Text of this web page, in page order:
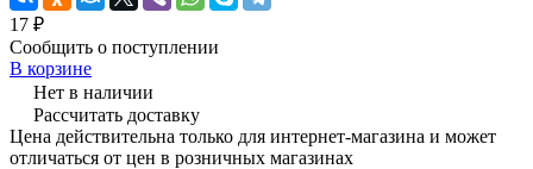
17 ₽
Сообщить о поступлении
В корзине
Нет в наличии
Рассчитать доставку
Цена действительна только для интернет-магазина и может
отличаться от цен в розничных магазинах